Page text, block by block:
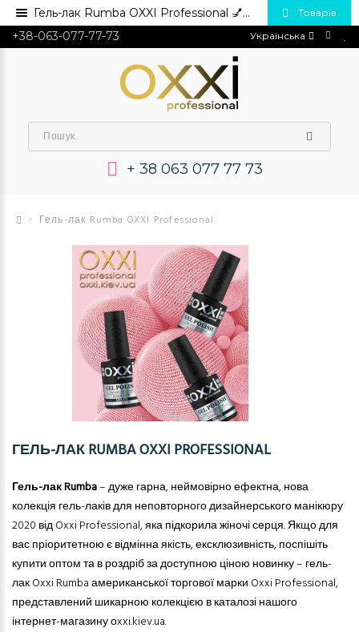
+38-063-077-77-73 Українська
+ 38 063 077 77 73
Товарів
Гель-лак Rumba OXXI Professional
ГЕЛЬ-ЛАК RUMBA OXXI PROFESSIONAL
Гель-лак Rumba– дуже гарна, неймовірно ефектна, нова
колекція гель-лаків для неповторного дизайнерського манікюру
2020 від Oxxi Professional, яка підкорила жіночі серця. Якщо для
вас пріоритетною є відмінна якість, ексклюзивність, поспішіть
купити оптом та в роздріб за доступною ціною новинку – гель-
лак Oxxi Rumba американської торгової марки Oxxi Professional,
представлений шикарною колекцією в каталозі нашого
інтернет-магазину оxxi.kiev.ua.
Гель-лак Rumba OXXI Professional 💅 Купити в Україні опт та роздріб